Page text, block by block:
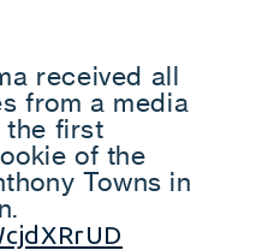
received all
from a media
the first
of the
Towns in